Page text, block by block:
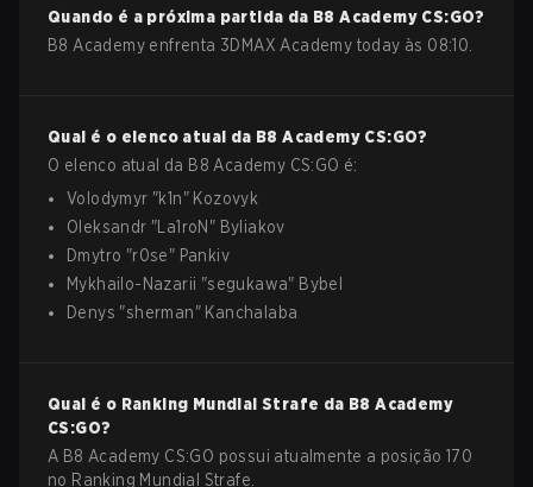
Quando é a próxima partida da B8 Academy CS:GO?
B8 Academy enfrenta 3DMAX Academy today às 08:10.
Qual é o elenco atual da B8 Academy CS:GO?
O elenco atual da B8 Academy CS:GO é:
Volodymyr "k1n" Kozovyk
Oleksandr " La1roN " Byliakov
Dmytro "r0se" Pankiv
Mykhailo-Nazarii "segukawa" Bybel
Denys "sherman" Kanchalaba
Qual é o Ranking Mundial Strafe da B8 Academy
CS:GO?
A B8 Academy CS:GO possui atualmente a posição 170
no Ranking Mundial Strafe.